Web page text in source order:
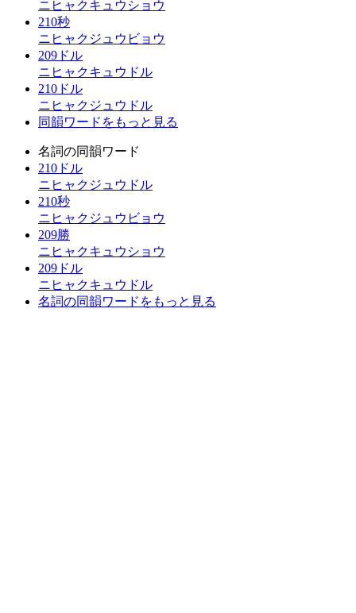
ニヒャクキュウショウ
210秒
ニヒャクジュウビョウ
209ドル
ニヒャクキュウドル
210ドル
ニヒャクジュウドル
同韻ワードをもっと見る
名詞の同韻ワード
210ドル
ニヒャクジュウドル
210秒
ニヒャクジュウビョウ
209勝
ニヒャクキュウショウ
209ドル
ニヒャクキュウドル
名詞の同韻ワードをもっと見る